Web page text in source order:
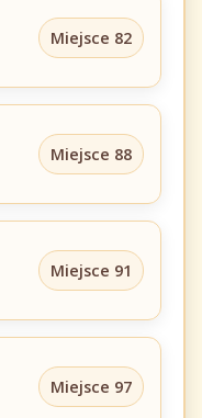
Miejsce 82
Miejsce 88
Miejsce 91
Miejsce 97